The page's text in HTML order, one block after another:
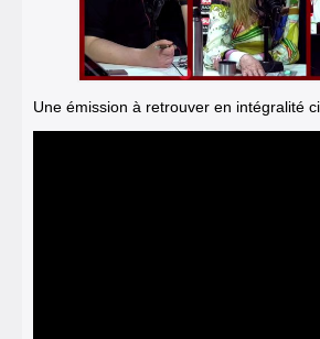
Une émission à retrouver en intégralité